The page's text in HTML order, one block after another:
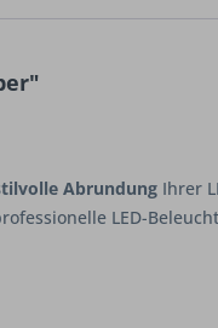
Abrundung Ihrer
LED-